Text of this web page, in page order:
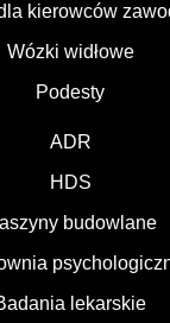
kierowców
Wózki widłowe
Podesty
ADR
HDS
budowlane
lekarskie